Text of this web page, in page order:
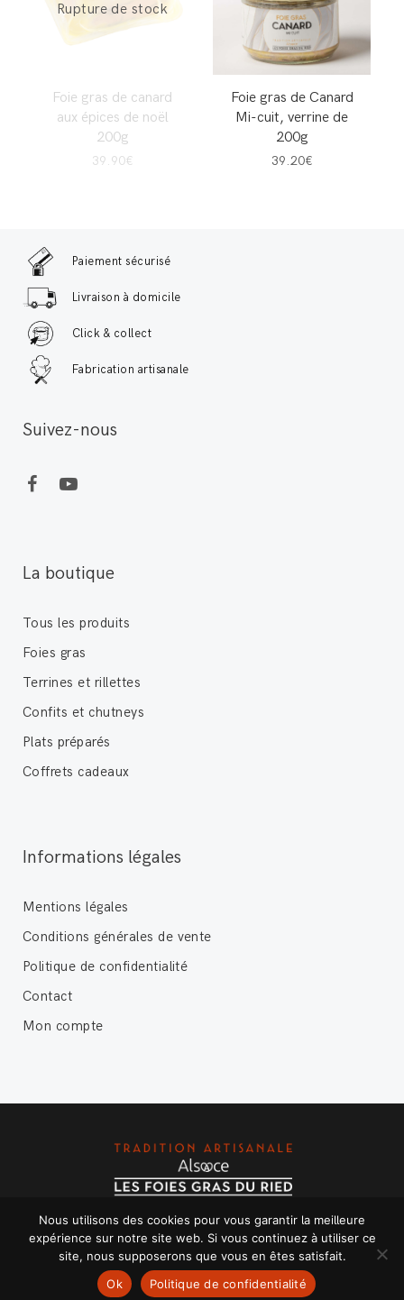
Foie gras de canard
aux épices de noël
200g
39.90€
Rupture de stock
Foie gras de Canard
Mi-cuit, verrine de
200g
39.20€
Paiement sécurisé
Livraison à domicile
Click & collect
Fabrication artisanale
Suivez-nous
La boutique
Tous les produits
Foies gras
Terrines et rillettes
Confits et chutneys
Plats préparés
Coffrets cadeaux
Informations légales
Mentions légales
Conditions générales de vente
Politique de confidentialité
Contact
Mon compte
Copyright © 2020 Les foies gras du Ried - Tous droits
réservés.
Nous utilisons des cookies pour vous garantir la meilleure
expérience sur notre site web. Si vous continuez à utiliser ce
site, nous supposerons que vous en êtes satisfait.
Ok
Politique de confidentialité